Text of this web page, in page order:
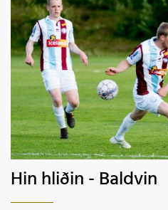
Hin hliðin - Baldvin